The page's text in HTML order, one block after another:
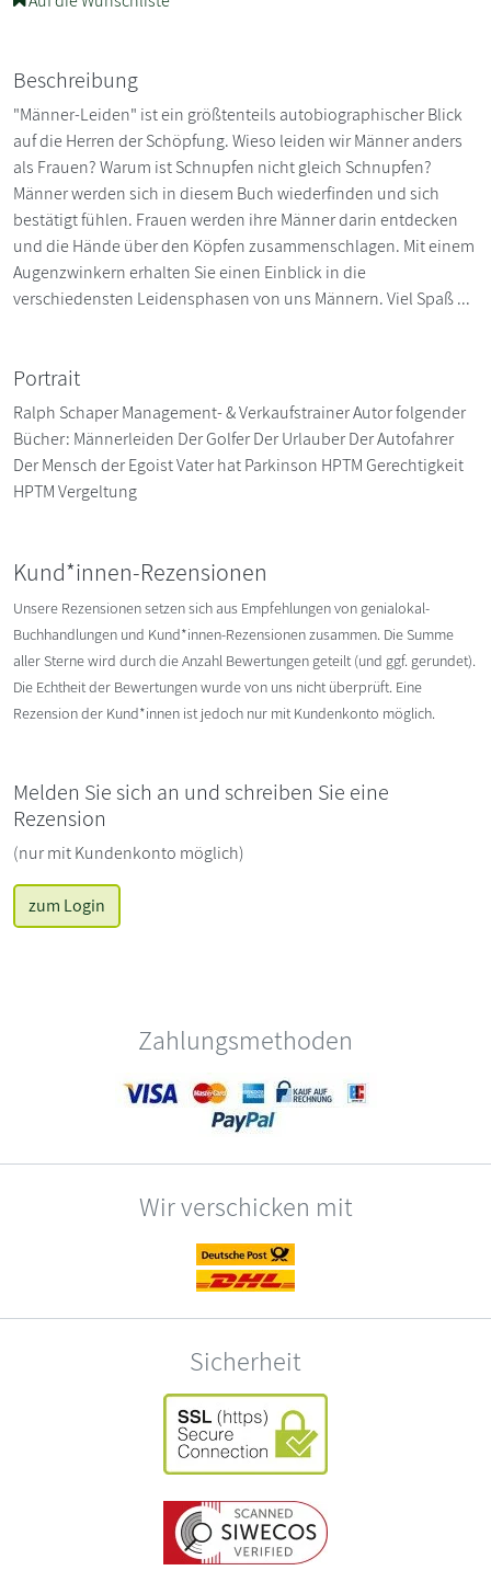
Beschreibung
"Männer-Leiden" ist ein größtenteils autobiographischer Blick
auf die Herren der Schöpfung. Wieso leiden wir Männer anders
als Frauen? Warum ist Schnupfen nicht gleich Schnupfen?
Männer werden sich in diesem Buch wiederfinden und sich
bestätigt fühlen. Frauen werden ihre Männer darin entdecken
und die Hände über den Köpfen zusammenschlagen. Mit einem
Augenzwinkern erhalten Sie einen Einblick in die
verschiedensten Leidensphasen von uns Männern. Viel Spaß ...
Portrait
Ralph Schaper Management- & Verkaufstrainer Autor folgender
Bücher: Männerleiden Der Golfer Der Urlauber Der Autofahrer
Der Mensch der Egoist Vater hat Parkinson HPTM Gerechtigkeit
HPTM Vergeltung
Kund*innen-Rezensionen
Unsere Rezensionen setzen sich aus Empfehlungen von genialokal-
Buchhandlungen und Kund*innen-Rezensionen zusammen. Die Summe
aller Sterne wird durch die Anzahl Bewertungen geteilt (und ggf. gerundet).
Die Echtheit der Bewertungen wurde von uns nicht überprüft. Eine
Rezension der Kund*innen ist jedoch nur mit Kundenkonto möglich.
Melden Sie sich an und schreiben Sie eine
Rezension
(nur mit Kundenkonto möglich)
zum Login
Zahlungsmethoden
Wir verschicken mit
Sicherheit